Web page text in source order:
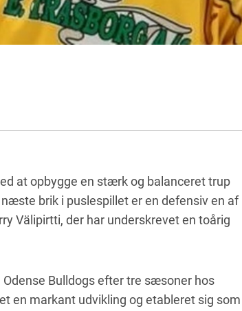
at opbygge en stærk og balanceret trup
brik i puslespillet er en defensiv en af
Välipirtti, der har underskrevet en toårig
Bulldogs efter tre sæsoner hos
en markant udvikling og etableret sig som